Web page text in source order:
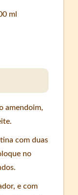
ml
amendoim,
com duas
no
e com